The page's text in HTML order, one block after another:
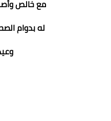
مع خالص
له بدوام